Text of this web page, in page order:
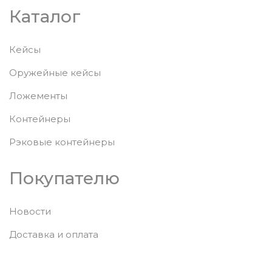
Каталог
Кейсы
Оружейные кейсы
Ложементы
Контейнеры
Рэковые контейнеры
Покупателю
Новости
Доставка и оплата